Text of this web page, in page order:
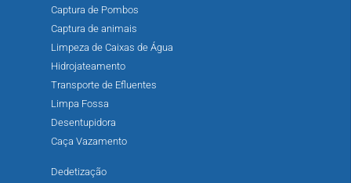
Captura de Pombos
Captura de animais
Limpeza de Caixas de Água
Hidrojateamento
Transporte de Efluentes
Limpa Fossa
Desentupidora
Caça Vazamento
Dedetização